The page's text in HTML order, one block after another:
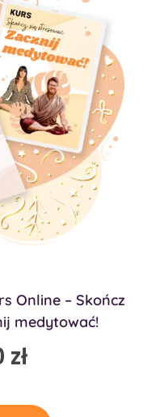
Online – Skończ
medytować!
zł